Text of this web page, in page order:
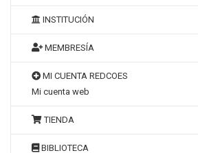
INSTITUCIÓN
MEMBRESÍA
MI CUENTA REDCOES
Mi cuenta web
TIENDA
BIBLIOTECA